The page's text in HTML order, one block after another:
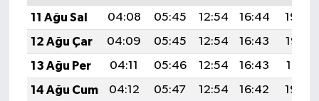
11 Ağu Sal
04:08 05:45 12:54 16:44
19:54
12 Ağu Çar
04:09 05:45 12:54 16:43
19:53
13 Ağu Per
04:11 05:46 12:54 16:43
19:51
14 Ağu Cum
04:12 05:47 12:54 16:42
19:50